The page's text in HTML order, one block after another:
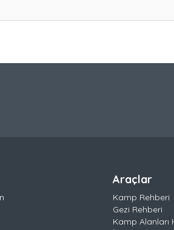
Araçlar
Kamp Rehberi
Gezi Rehberi
Kamp Alanları